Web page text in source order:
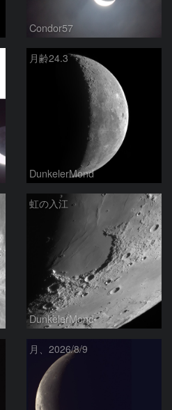
Condor57
月齢24.3
DunkelerMond
虹の入江
DunkelerMond
月、2026/8/9